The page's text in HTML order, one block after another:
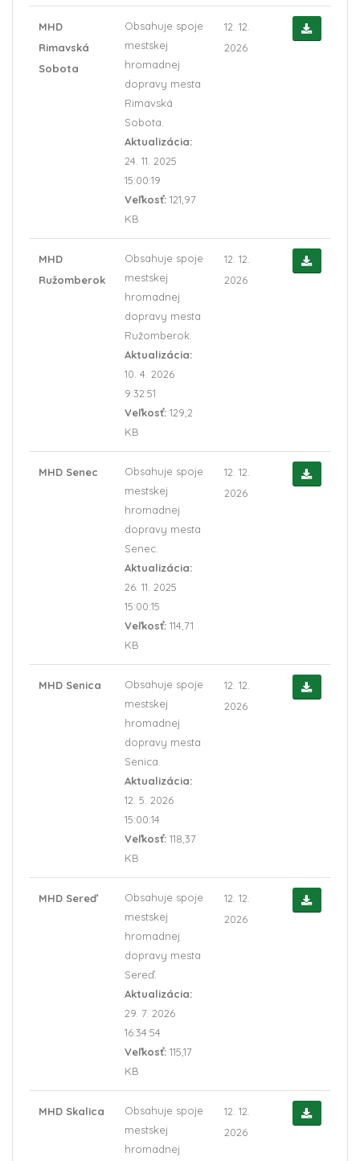
MHD
Rimavská
Sobota
Obsahuje spoje
mestskej
hromadnej
dopravy mesta
Rimavská
Sobota.
Aktualizácia:
24. 11. 2025
15:00:19
Veľkosť: 121,97
KB
12. 12.
2026
MHD
Ružomberok
Obsahuje spoje
mestskej
hromadnej
dopravy mesta
Ružomberok.
Aktualizácia:
10. 4. 2026
9:32:51
Veľkosť: 129,2
KB
12. 12.
2026
MHD Senec
Obsahuje spoje
mestskej
hromadnej
dopravy mesta
Senec.
Aktualizácia:
26. 11. 2025
15:00:15
Veľkosť: 114,71
KB
12. 12.
2026
MHD Senica
Obsahuje spoje
mestskej
hromadnej
dopravy mesta
Senica.
Aktualizácia:
12. 5. 2026
15:00:14
Veľkosť: 118,37
KB
12. 12.
2026
MHD Sereď
Obsahuje spoje
mestskej
hromadnej
dopravy mesta
Sereď.
Aktualizácia:
29. 7. 2026
16:34:54
Veľkosť: 115,17
KB
12. 12.
2026
MHD Skalica
Obsahuje spoje
mestskej
hromadnej
12. 12.
2026